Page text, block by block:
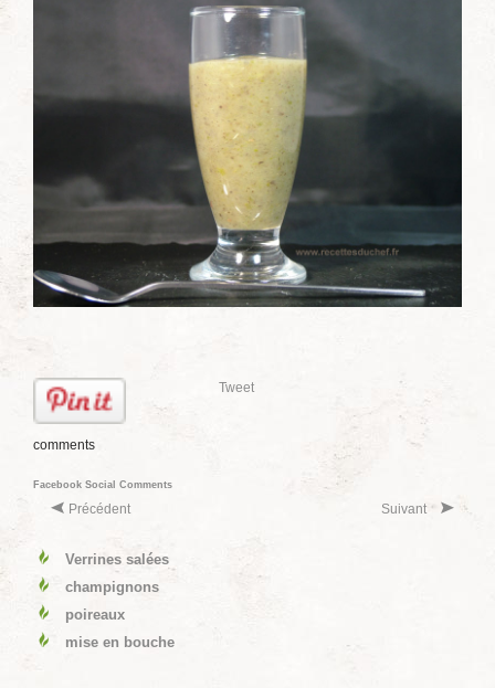
Tweet
comments
Facebook Social Comments
Précédent Suivant
Verrines salées
champignons
poireaux
mise en bouche